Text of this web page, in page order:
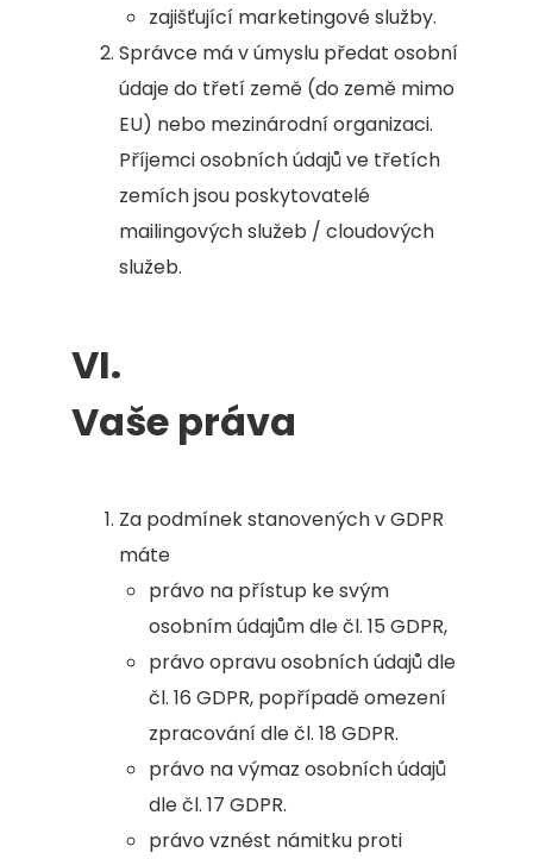
zajišťující marketingové služby.
Správce má v úmyslu předat osobní
údaje do třetí země (do země mimo
EU) nebo mezinárodní organizaci.
Příjemci osobních údajů ve třetích
zemích jsou poskytovatelé
mailingových služeb / cloudových
služeb.
VI.
Vaše práva
Za podmínek stanovených v GDPR
máte
právo na přístup ke svým
osobním údajům dle čl. 15 GDPR,
právo opravu osobních údajů dle
čl. 16 GDPR, popřípadě omezení
zpracování dle čl. 18 GDPR.
právo na výmaz osobních údajů
dle čl. 17 GDPR.
právo vznést námitku proti